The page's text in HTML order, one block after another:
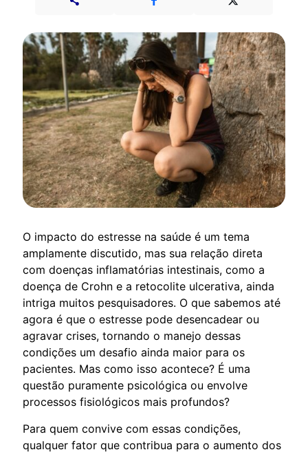
O impacto do estresse na saúde é um tema
amplamente discutido, mas sua relação direta
com doenças inflamatórias intestinais, como a
doença de Crohn e a retocolite ulcerativa, ainda
intriga muitos pesquisadores. O que sabemos até
agora é que o estresse pode desencadear ou
agravar crises, tornando o manejo dessas
condições um desafio ainda maior para os
pacientes. Mas como isso acontece? É uma
questão puramente psicológica ou envolve
processos fisiológicos mais profundos?
Para quem convive com essas condições,
qualquer fator que contribua para o aumento dos